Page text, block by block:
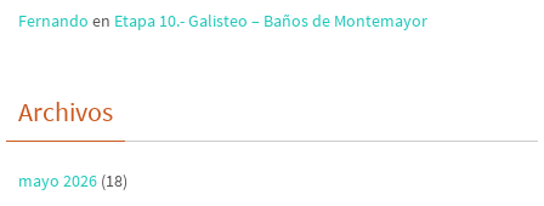
Fernando en Etapa 10.- Galisteo – Baños de Montemayor
Archivos
mayo 2026 (18)